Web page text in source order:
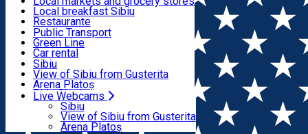
Transport & Parking
Live Webcams
Guided tours
Publicații locale
Beauty salons
Ski
Ice skating
Yoga
Motel
Camping
Renting rooms
Rooms for rent
Accommodation outside Sibiu
Local breakfast Sibiu
Restaurante
Pizza
Fast Food
Coffee
Sweets
Pub, Bar
Night clubs
Bakeries
Public Transport
Green Line
Car rental
Rent a bike
Scooter rentals
Taxi
Ride Sharing
Parking tickets
Parking places
Electric vehicle charging points
Sibiu
View of Sibiu from Gusterita
Arena Platoș
Live Webcams
Sibiu
View of Sibiu from Gusterita
Arena Platoș
Home Car parking
Parcare - M. Viteazu tronson (Iorga -